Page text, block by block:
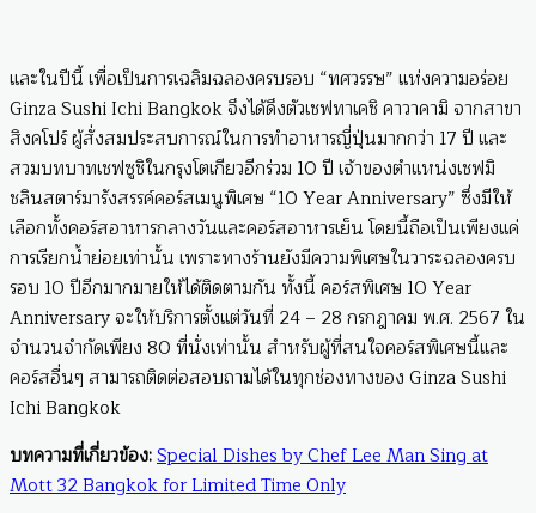
และในปีนี้ เพื่อเป็นการเฉลิมฉลองครบรอบ “ทศวรรษ” แห่งความอร่อย
Ginza Sushi Ichi Bangkok จึงได้ดึงตัวเชฟทาเคชิ คาวาคามิ จากสาขา
สิงคโปร์ ผู้สั่งสมประสบการณ์ในการทำอาหารญี่ปุ่นมากกว่า 17 ปี และ
สวมบทบาทเชฟซูชิในกรุงโตเกียวอีกร่วม 10 ปี เจ้าของตำแหน่งเชฟมิ
ชลินสตาร์มารังสรรค์คอร์สเมนูพิเศษ “10 Year Anniversary” ซึ่งมีให้
เลือกทั้งคอร์สอาหารกลางวันและคอร์สอาหารเย็น โดยนี้ถือเป็นเพียงแค่
การเรียกน้ำย่อยเท่านั้น เพราะทางร้านยังมีความพิเศษในวาระฉลองครบ
รอบ 10 ปีอีกมากมายให้ได้ติดตามกัน ทั้งนี้ คอร์สพิเศษ 10 Year
Anniversary จะให้บริการตั้งแต่วันที่ 24 – 28 กรกฎาคม พ.ศ. 2567 ใน
จำนวนจำกัดเพียง 80 ที่นั่งเท่านั้น สำหรับผู้ที่สนใจคอร์สพิเศษนี้และ
คอร์สอื่นๆ สามารถติดต่อสอบถามได้ในทุกช่องทางของ Ginza Sushi
Ichi Bangkok
บทความที่เกี่ยวข้อง:Special Dishes by Chef Lee Man Sing at
Mott 32 Bangkok for Limited Time Only